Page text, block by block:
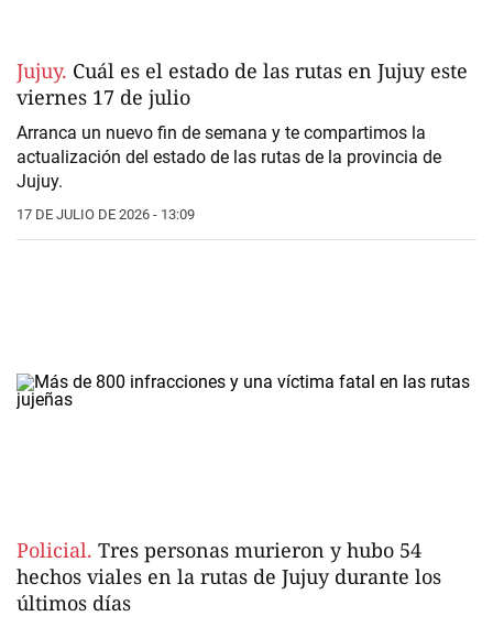
Jujuy. Cuál es el estado de las rutas en Jujuy este
viernes 17 de julio
Arranca un nuevo fin de semana y te compartimos la
actualización del estado de las rutas de la provincia de
Jujuy.
17 DE JULIO DE 2026 - 13:09
Policial. Tres personas murieron y hubo 54
hechos viales en la rutas de Jujuy durante los
últimos días